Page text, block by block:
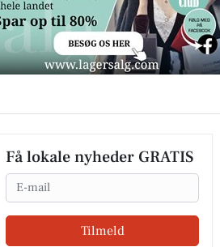
Få lokale nyheder GRATIS
Email
Tilmeld